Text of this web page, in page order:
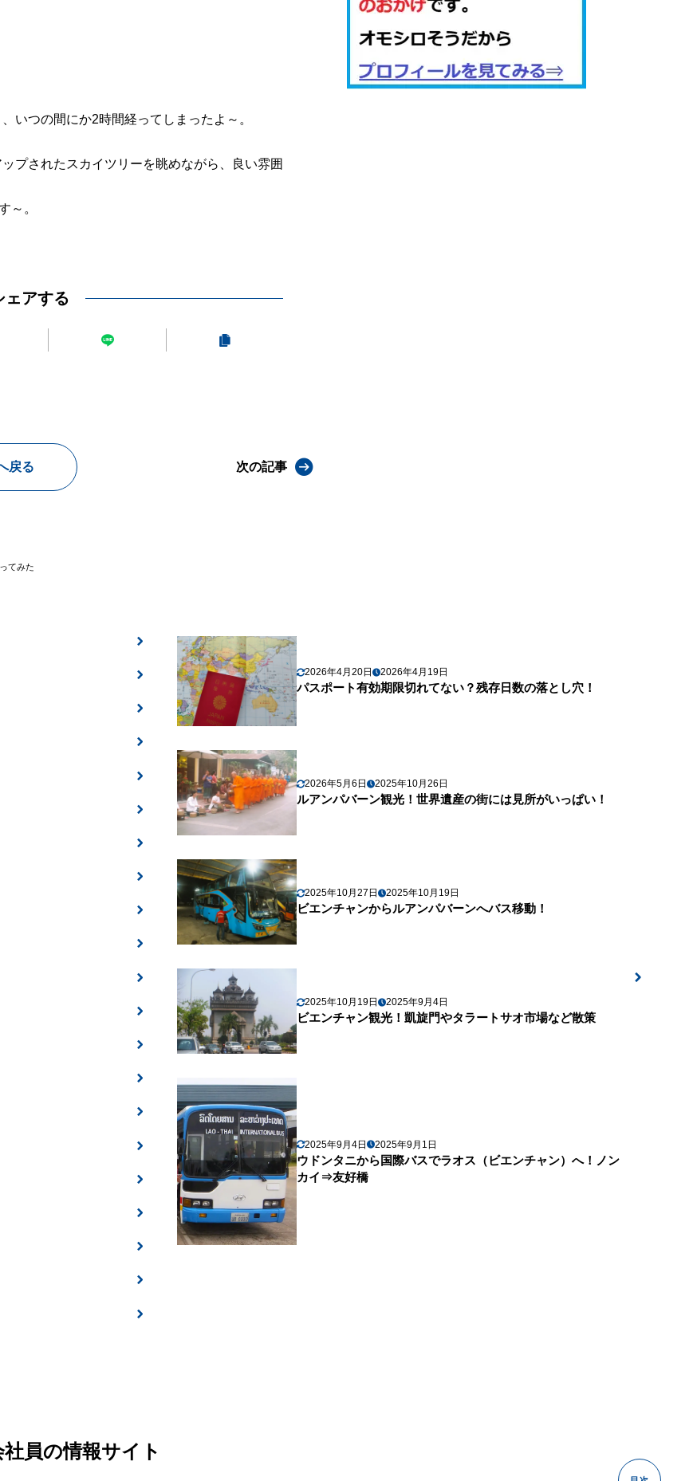
いつの間にか2時間経ってしまったよ～。
プされたスカイツリーを眺めながら、良い雰囲
～。
ェアする
戻る 次の記事
てみた
2026年4月20日 2026年4月19日
パスポート有効期限切れてない？残存日数の落とし穴！
2026年5月6日 2025年10月26日
ルアンパバーン観光！世界遺産の街には見所がいっぱい！
2025年10月27日 2025年10月19日
ビエンチャンからルアンパバーンへバス移動！
2025年10月19日 2025年9月4日
ビエンチャン観光！凱旋門やタラートサオ市場など散策
2025年9月4日 2025年9月1日
ウドンタニから国際バスでラオス（ビエンチャン）へ！ノン
カイ⇒友好橋
員の情報サイト